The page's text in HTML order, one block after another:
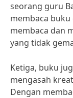
seorang guru
membaca
membaca dan
yang tidak
Ketiga, buku
mengasah
Dengan